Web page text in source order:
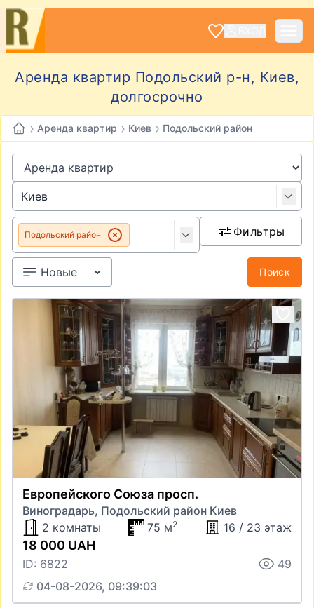
Аренда квартир Подольский р-н, Киев,
долгосрочно
› Аренда квартир › Киев › Подольский район
Подольский район Фильтры
Поиск
Европейского Союза просп.
Виноградарь, Подольский район Киев
2 комнаты
75 м2 16 / 23 этаж
18 000 UAH
ID: 6822
49
04-08-2026, 09:39:03